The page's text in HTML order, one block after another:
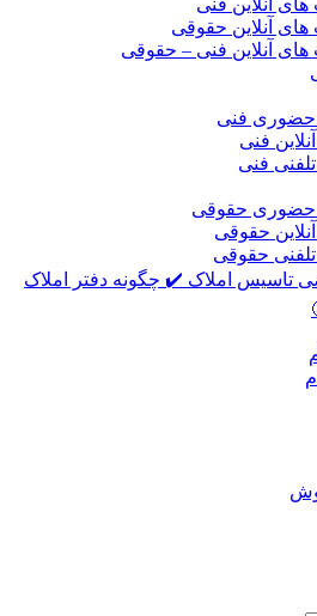
آنلاین فنی
آنلاین حقوقی
آنلاین فنی – حقوقی
حضوری فنی
فنی
فنی
حضوری حقوقی
حقوقی
حقوقی
تاسیس املاک ✔️ چگونه دفتر املاک